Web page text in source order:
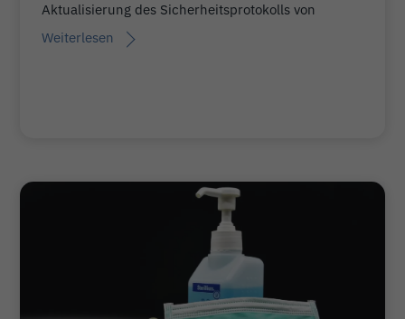
Aktualisierung des Sicherheitsprotokolls von
Weiterlesen